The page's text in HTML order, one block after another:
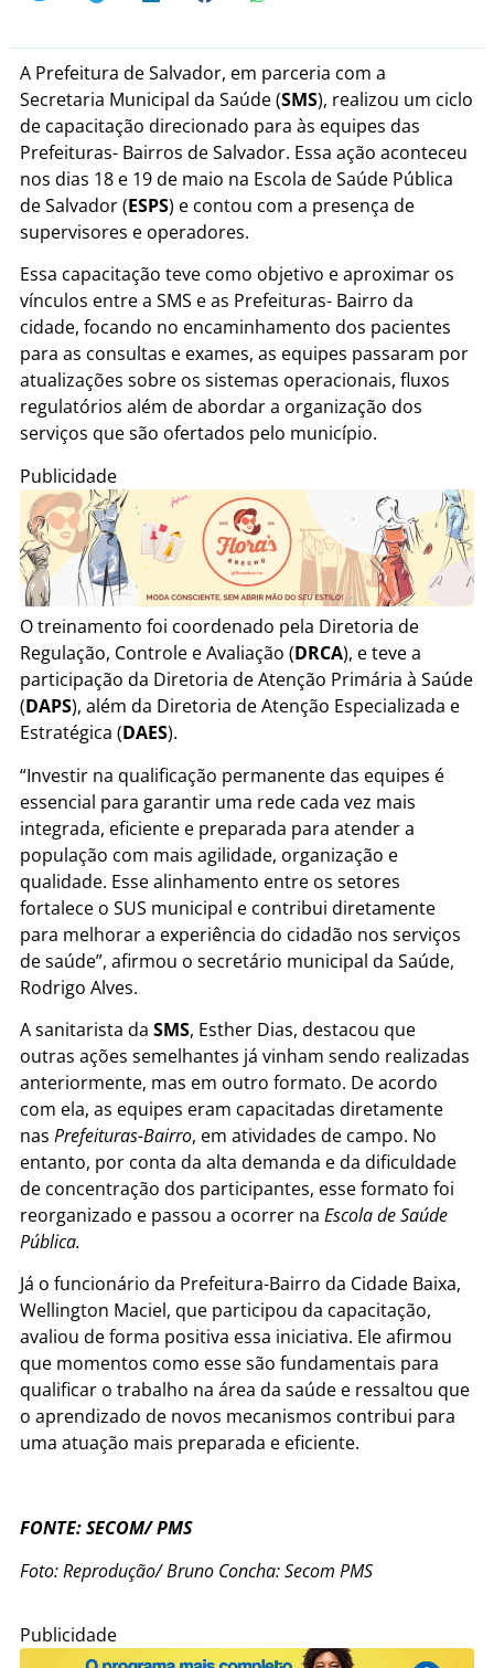
A Prefeitura de Salvador, em parceria com a
Secretaria Municipal da Saúde (SMS), realizou um ciclo
de capacitação direcionado para às equipes das
Prefeituras- Bairros de Salvador. Essa ação aconteceu
nos dias 18 e 19 de maio na Escola de Saúde Pública
de Salvador (ESPS) e contou com a presença de
supervisores e operadores.
Essa capacitação teve como objetivo e aproximar os
vínculos entre a SMS e as Prefeituras- Bairro da
cidade, focando no encaminhamento dos pacientes
para as consultas e exames, as equipes passaram por
atualizações sobre os sistemas operacionais, fluxos
regulatórios além de abordar a organização dos
serviços que são ofertados pelo município.
Publicidade
O treinamento foi coordenado pela Diretoria de
Regulação, Controle e Avaliação (DRCA), e teve a
participação da Diretoria de Atenção Primária à Saúde
(DAPS), além da Diretoria de Atenção Especializada e
Estratégica (DAES).
“Investir na qualificação permanente das equipes é
essencial para garantir uma rede cada vez mais
integrada, eficiente e preparada para atender a
população com mais agilidade, organização e
qualidade. Esse alinhamento entre os setores
fortalece o SUS municipal e contribui diretamente
para melhorar a experiência do cidadão nos serviços
de saúde”, afirmou o secretário municipal da Saúde,
Rodrigo Alves.
A sanitarista da SMS, Esther Dias, destacou que
outras ações semelhantes já vinham sendo realizadas
anteriormente, mas em outro formato. De acordo
com ela, as equipes eram capacitadas diretamente
nas Prefeituras-Bairro, em atividades de campo. No
entanto, por conta da alta demanda e da dificuldade
de concentração dos participantes, esse formato foi
reorganizado e passou a ocorrer na Escola de Saúde
Pública.
Já o funcionário da Prefeitura-Bairro da Cidade Baixa,
Wellington Maciel, que participou da capacitação,
avaliou de forma positiva essa iniciativa. Ele afirmou
que momentos como esse são fundamentais para
qualificar o trabalho na área da saúde e ressaltou que
o aprendizado de novos mecanismos contribui para
uma atuação mais preparada e eficiente.
FONTE: SECOM/ PMS
Foto: Reprodução/ Bruno Concha: Secom PMS
Publicidade